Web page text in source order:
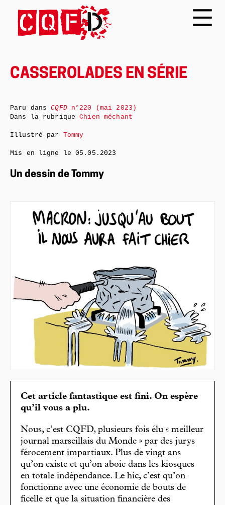
CASSEROLADES EN SÉRIE
Un dessin de Tommy
Cet article fantastique est fini. On espère
qu’il vous a plu.
Nous, c’est CQFD, plusieurs fois élu « meilleur
journal marseillais du Monde » par des jurys
férocement impartiaux. Plus de vingt ans
qu’on existe et qu’on aboie dans les kiosques
en totale indépendance. Le hic, c’est qu’on
fonctionne avec une économie de bouts de
ficelle et que la situation financière des
Paru dansCQFDn°220 (mai 2023)
Dans la rubriqueChien méchant
Illustré par Tommy
Mis en ligne le05.05.2023